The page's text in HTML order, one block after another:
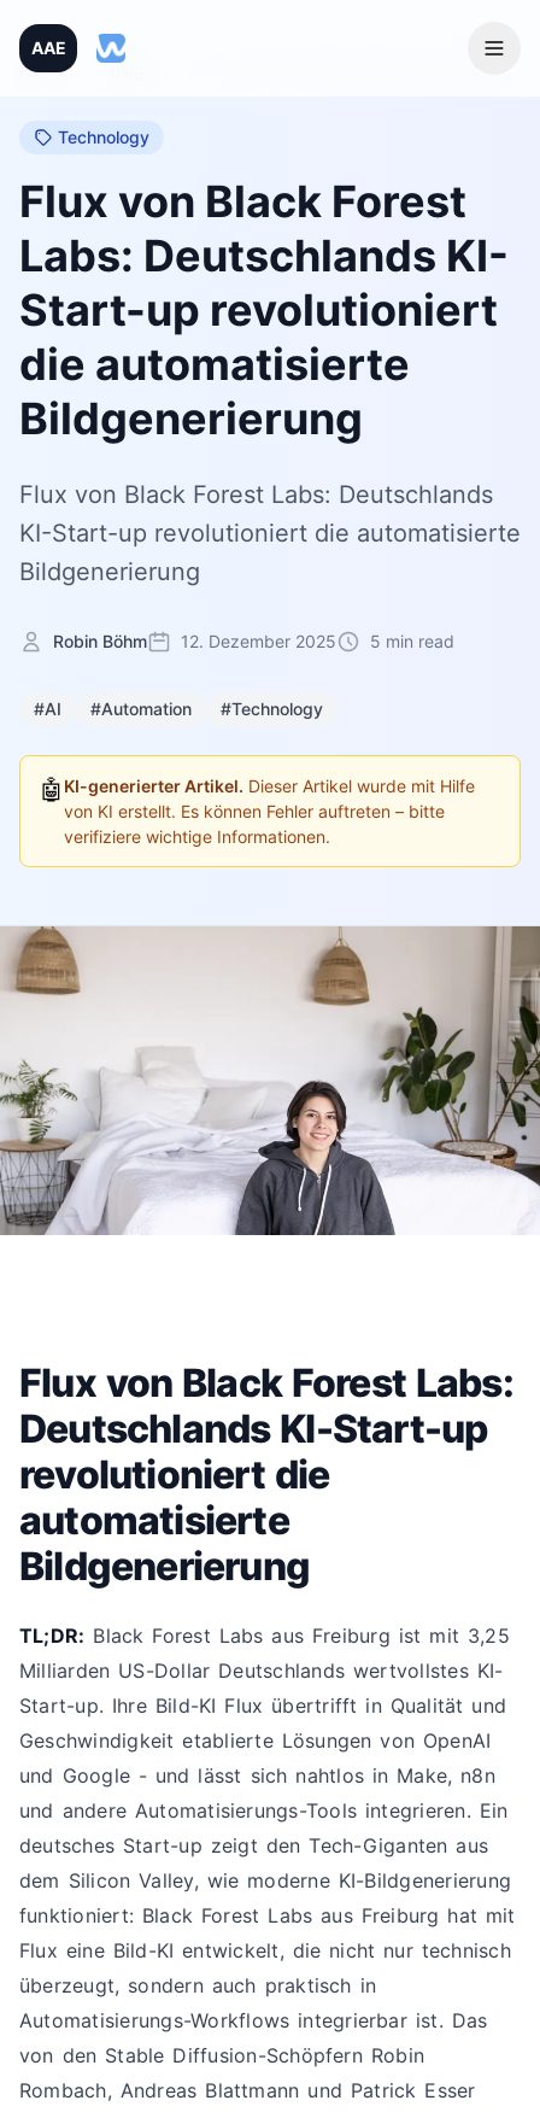
AAE
Home
Blog
Technology
Flux von Black Forest
Labs: Deutschlands KI-
Start-up revolutioniert
die automatisierte
Bildgenerierung
Flux von Black Forest Labs: Deutschlands
KI-Start-up revolutioniert die automatisierte
Bildgenerierung
Robin Böhm 12. Dezember 2025 5 min read
#AI #Automation #Technology
🤖 KI-generierter Artikel. Dieser Artikel wurde mit Hilfe
von KI erstellt. Es können Fehler auftreten – bitte
verifiziere wichtige Informationen.
Flux von Black Forest Labs:
Deutschlands KI-Start-up
revolutioniert die
automatisierte
Bildgenerierung
TL;DR: Black Forest Labs aus Freiburg ist mit 3,25
Milliarden US-Dollar Deutschlands wertvollstes KI-
Start-up. Ihre Bild-KI Flux übertrifft in Qualität und
Geschwindigkeit etablierte Lösungen von OpenAI
und Google - und lässt sich nahtlos in Make, n8n
und andere Automatisierungs-Tools integrieren. Ein
deutsches Start-up zeigt den Tech-Giganten aus
dem Silicon Valley, wie moderne KI-Bildgenerierung
funktioniert: Black Forest Labs aus Freiburg hat mit
Flux eine Bild-KI entwickelt, die nicht nur technisch
überzeugt, sondern auch praktisch in
Automatisierungs-Workflows integrierbar ist. Das
von den Stable Diffusion-Schöpfern Robin
Rombach, Andreas Blattmann und Patrick Esser